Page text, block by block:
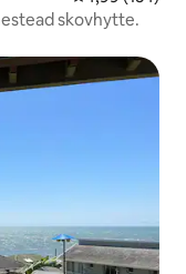
skovhytte.